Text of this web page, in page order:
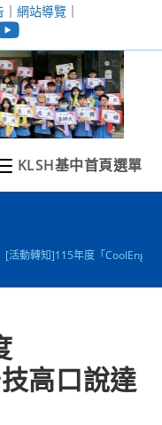
｜ 網站導覽｜
KLSH基中首頁選單
[活動轉知]115年度「
高口說達